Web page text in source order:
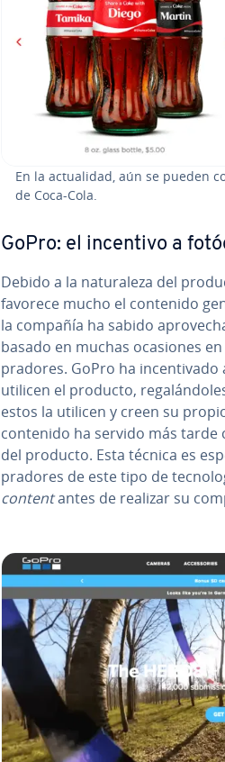
En la ac­tua­li­dad, aún se pueden
de Coca-Cola.
GoPro: el incentivo a
Debido a la na­tu­ra­le­za del
favorece mucho el contenido
la compañía ha sabido
basado en muchas ocasiones
pra­do­res. GoPro ha
utilicen el producto,
estos la utilicen y creen su
contenido ha servido más
del producto. Esta técnica es
pra­do­res de este tipo de
contentantes de realizar su